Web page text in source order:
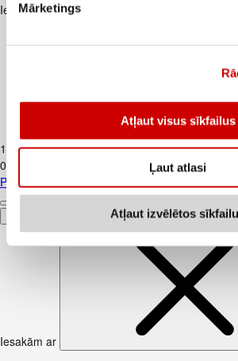
Mārketings
Atļaut visus sīkfailus
Ļaut atlasi
Atļaut izvēlētos
Iesakām ar
1
37€
0,91€/l
Piens TERE 2,5% 1,5L
Iesakām ar